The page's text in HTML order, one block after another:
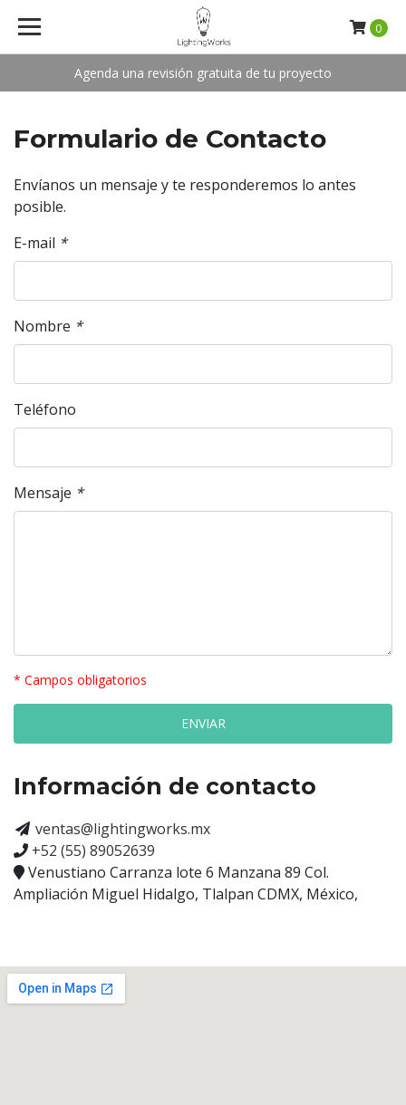
Agenda una revisión gratuita de tu proyecto
0
Formulario de Contacto
Envíanos un mensaje y te responderemos lo antes
posible.
E-mail *
Nombre *
Teléfono
Mensaje *
* Campos obligatorios
Información de contacto
ventas@lightingworks.mx
+52 (55) 89052639
Venustiano Carranza lote 6 Manzana 89 Col.
Ampliación Miguel Hidalgo, Tlalpan CDMX, México,